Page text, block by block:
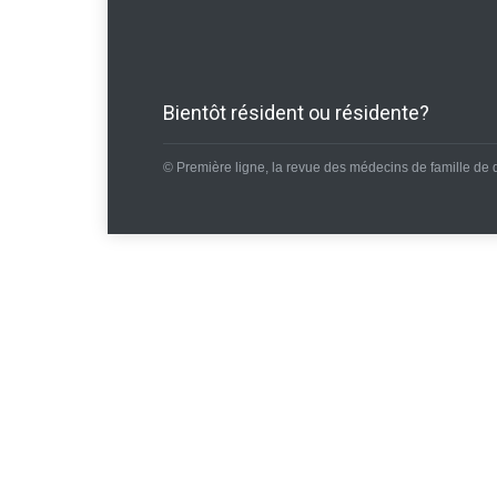
Bientôt résident ou résidente?
© Première ligne, la revue des médecins de famille de